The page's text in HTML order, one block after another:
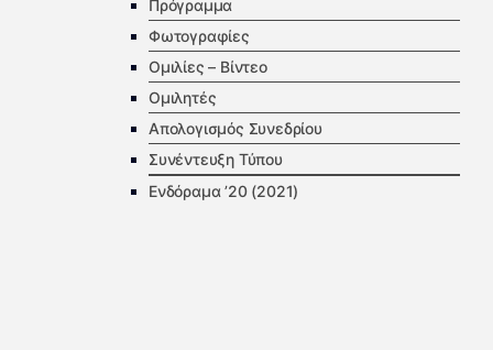
Πρόγραμμα
Φωτογραφίες
Ομιλίες – Βίντεο
Ομιλητές
Απολογισμός Συνεδρίου
Συνέντευξη Τύπου
Ενδόραμα ’20 (2021)